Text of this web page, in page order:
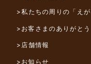
>私たちの周りの「え
>お客さまのありがとう
>店舗情報
>お知らせ